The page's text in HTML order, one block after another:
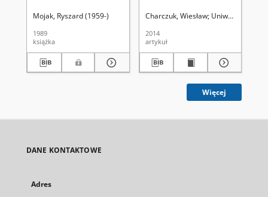
Mojak, Ryszard (1959-)
1989
książka
Charczuk, Wiesław Uniwersytet
2014
artykuł
Więcej
DANE KONTAKTOWE
Adres